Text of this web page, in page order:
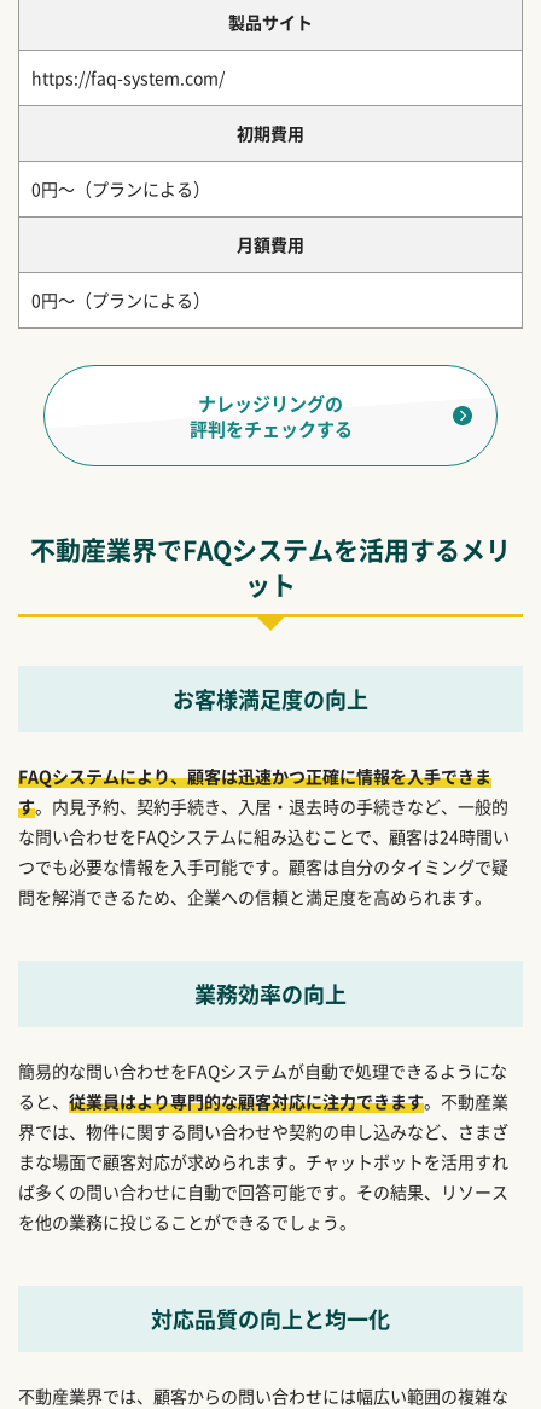
製品サイト
https://faq-system.com/
初期費用
0円～（プランによる）
月額費用
0円～（プランによる）
ナレッジリングの
評判をチェックする
不動産業界でFAQシステムを活用するメリ
ット
お客様満足度の向上
FAQシステムにより、顧客は迅速かつ正確に情報を入手できま
す。内見予約、契約手続き、入居・退去時の手続きなど、一般的
な問い合わせをFAQシステムに組み込むことで、顧客は24時間い
つでも必要な情報を入手可能です。顧客は自分のタイミングで疑
問を解消できるため、企業への信頼と満足度を高められます。
業務効率の向上
簡易的な問い合わせをFAQシステムが自動で処理できるようにな
ると、 従業員はより専門的な顧客対応に注力できます。不動産業
界では、物件に関する問い合わせや契約の申し込みなど、さまざ
まな場面で顧客対応が求められます。チャットボットを活用すれ
ば多くの問い合わせに自動で回答可能です。その結果、リソース
を他の業務に投じることができるでしょう。
対応品質の向上と均一化
不動産業界では、顧客からの問い合わせには幅広い範囲の複雑な